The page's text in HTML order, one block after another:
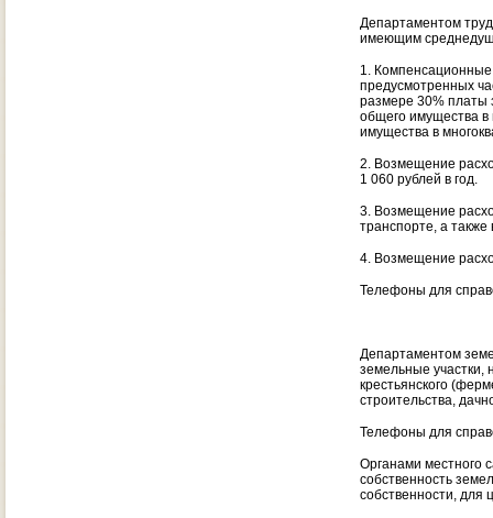
Департаментом
имеющим
1. Компенсационные
предусмотренных
размере 30% платы
общего имущества в
имущества в
2. Возмещение
1 060 рублей в год.
3. Возмещение
транспорте, а также
4. Возмещение
Телефоны для
Департаментом
земельные участки,
крестьянского
строительства,
Телефоны для
Органами местного
собственность
собственности, для